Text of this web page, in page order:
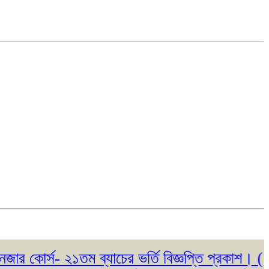
২১তম ব্যাচের ভর্তি বিজ্ঞপ্তি প্রকাশ। ( ২৩/